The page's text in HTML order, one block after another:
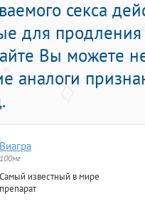
секса
для продления
Вы можете
аналоги
Виагра
100мг
Самый известный в мире
препарат